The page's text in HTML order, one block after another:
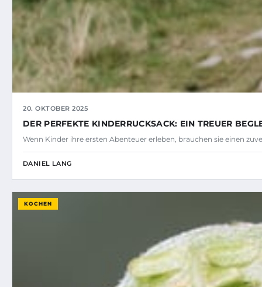
20. OKTOBER 2025
DER PERFEKTE KINDERRUCKSACK: EIN TREUER
Wenn Kinder ihre ersten Abenteuer erleben, brauchen sie einen
DANIEL LANG
KOCHEN